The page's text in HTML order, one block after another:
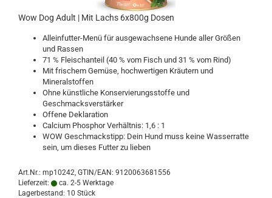
Wow Dog Adult | Mit Lachs 6x800g Dosen
Alleinfutter-Menü für ausgewachsene Hunde aller Größen
und Rassen
71 % Fleischanteil (40 % vom Fisch und 31 % vom Rind)
Mit frischem Gemüse, hochwertigen Kräutern und
Mineralstoffen
Ohne künstliche Konservierungsstoffe und
Geschmacksverstärker
Offene Deklaration
Calcium Phosphor Verhältnis: 1,6 : 1
WOW Geschmackstipp: Dein Hund muss keine Wasserratte
sein, um dieses Futter zu lieben
Art.Nr.: mp10242 GTIN/EAN: 9120063681556
Lieferzeit:
ca. 2-5 Werktage
Lagerbestand: 10 Stück